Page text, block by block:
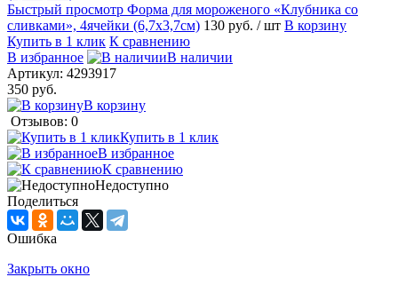
Быстрый просмотр Форма для мороженого «Клубника со
сливками», 4ячейки (6,7х3,7см) 130 руб. / шт В корзину
Купить в 1 клик К сравнению
В избранное
В наличии
Артикул: 4293917
350 руб.
В корзину
Отзывов: 0
Купить в 1 клик
В избранное
К сравнению
Недоступно
Поделиться
Ошибка
Закрыть окно